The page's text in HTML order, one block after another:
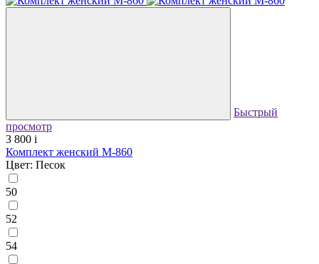
Быстрый
просмотр
3 800 i
Комплект женский М-860
Цвет: Песок
50
52
54